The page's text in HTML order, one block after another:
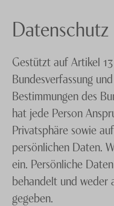
Datenschutz
Gestützt auf Artikel
Bundesverfassung
Bestimmungen des
hat jede Person
Privatsphäre sowie
persönlichen Daten.
ein. Persönliche
behandelt und
gegeben.